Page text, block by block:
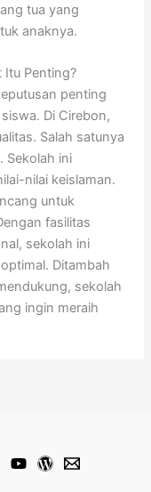
tua yang
anaknya.
Itu Penting?
penting
Di Cirebon,
Salah satunya
Sekolah ini
nilai keislaman.
untuk
fasilitas
sekolah ini
Ditambah
sekolah
ingin meraih